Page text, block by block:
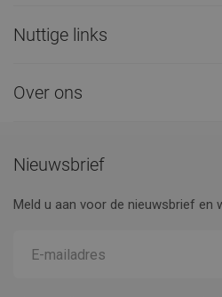
Nuttige links
Over ons
Nieuwsbrief
Meld u aan voor de nieuwsbrief en